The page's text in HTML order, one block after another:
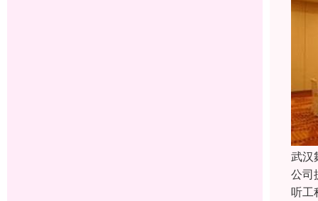
武汉
公司
听工